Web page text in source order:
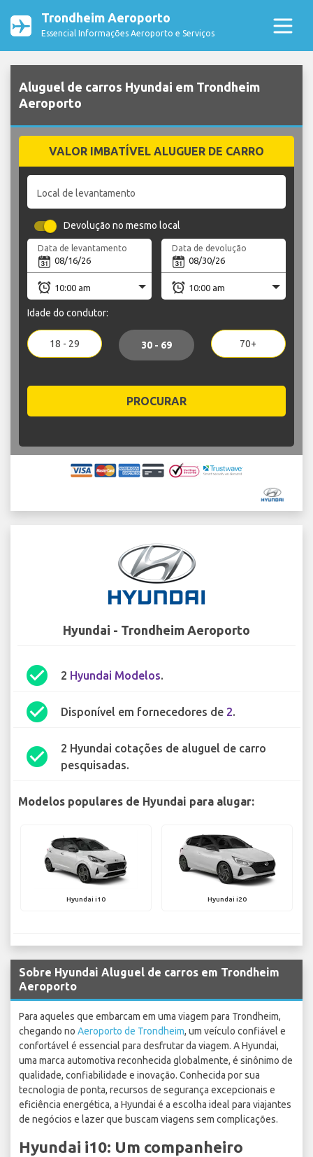
Trondheim Aeroporto
Essencial Informações Aeroporto e Serviços
Aluguel de carros Hyundai em Trondheim
Aeroporto
VALOR IMBATÍVEL ALUGUER DE CARRO
Local de levantamento
Devolução no mesmo local
Data de levantamento Data de devolução
Idade do condutor:
18 - 29 30 - 69 70+
PROCURAR
Hyundai - Trondheim Aeroporto
check_circle 2 Hyundai Modelos.
check_circle Disponível em fornecedores de 2.
check_circle
2 Hyundai cotações de aluguel de carro
pesquisadas.
Modelos populares de Hyundai para alugar:
Hyundai i10 Hyundai i20
Sobre Hyundai Aluguel de carros em Trondheim
Aeroporto
Para aqueles que embarcam em uma viagem para Trondheim,
chegando no Aeroporto de Trondheim, um veículo confiável e
confortável é essencial para desfrutar da viagem. A Hyundai,
uma marca automotiva reconhecida globalmente, é sinônimo de
qualidade, confiabilidade e inovação. Conhecida por sua
tecnologia de ponta, recursos de segurança excepcionais e
eficiência energética, a Hyundai é a escolha ideal para viajantes
de negócios e lazer que buscam viagens sem complicações.
Hyundai i10: Um companheiro